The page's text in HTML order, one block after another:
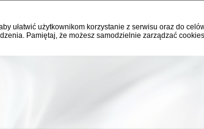
ułatwić użytkownikom korzystanie z serwisu oraz do
Pamiętaj, że możesz samodzielnie zarządzać